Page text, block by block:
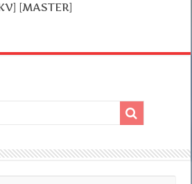
[MASTER]